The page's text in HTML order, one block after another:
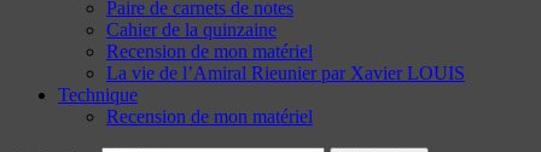
Paire de carnets de notes
Cahier de la quinzaine
Recension de mon matériel
La vie de l’Amiral Rieunier par Xavier LOUIS
Technique
Recension de mon matériel